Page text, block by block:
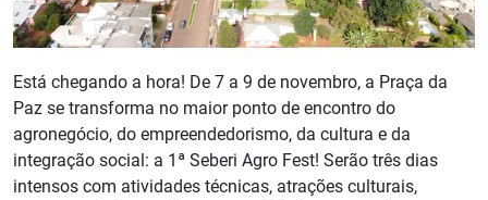
Está chegando a hora! De 7 a 9 de novembro, a Praça da
Paz se transforma no maior ponto de encontro do
agronegócio, do empreendedorismo, da cultura e da
integração social: a 1ª Seberi Agro Fest! Serão três dias
intensos com atividades técnicas, atrações culturais,